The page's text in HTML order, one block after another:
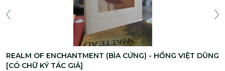
REALM OF ENCHANTMENT (BÌA CỨNG) - HỒNG VIỆT DŨNG
[CÓ CHỮ KÝ TÁC GIẢ]